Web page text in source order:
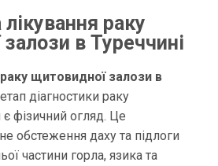
раку
в Туреччині
щитовидної залози в
діагностики раку
фізичний огляд. Це
обстеження даху та підлоги
частини горла, язика та